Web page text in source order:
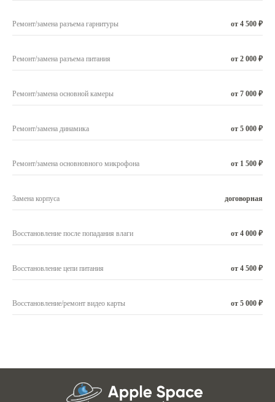
Ремонт/замена разъема гарнитуры от 4 500 ₽
Ремонт/замена разъема питания от 2 000 ₽
Ремонт/замена основной камеры от 7 000 ₽
Ремонт/замена динамика от 5 000 ₽
Ремонт/замена основновного микрофона от 1 500 ₽
Замена корпуса договорная
Восстановление после попадания влаги от 4 000 ₽
Восстановление цепи питания от 4 500 ₽
Восстановление/ремонт видео карты от 5 000 ₽